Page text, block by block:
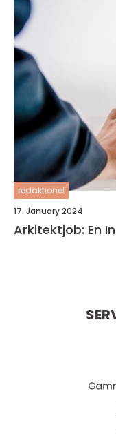
redaktionel
17. January 2024
Arkitektjob: En